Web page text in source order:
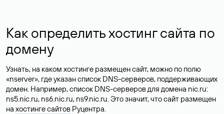
Как определить хостинг сайта по
домену
Узнать, на каком хостинге размещен сайт, можно по полю
«nserver», где указан список DNS-серверов, поддерживающих
домен. Например, список DNS-серверов для домена nic.ru:
ns5.nic.ru, ns6.nic.ru, ns9.nic.ru. Это значит, что сайт размещен
на хостинге сайтов Руцентра.